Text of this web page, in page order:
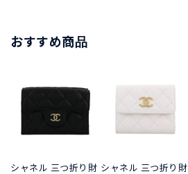
おすすめ商品
シャネル 三つ折り財 シャネル 三つ折り財